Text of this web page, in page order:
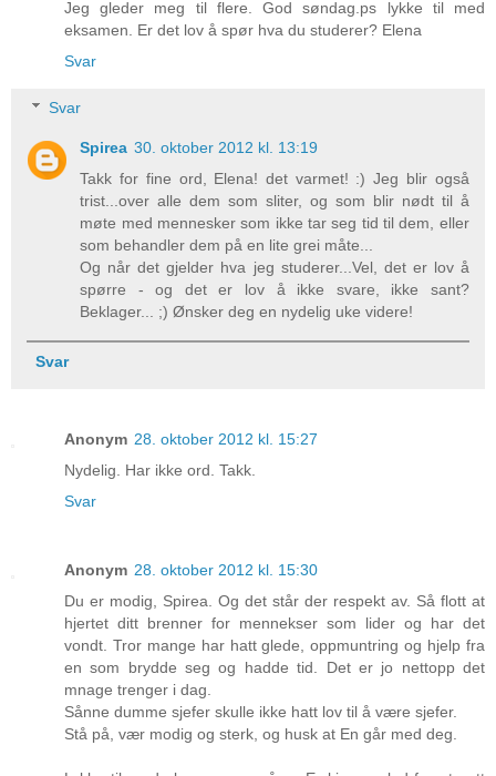
Jeg gleder meg til flere. God søndag.ps lykke til med
eksamen. Er det lov å spør hva du studerer? Elena
Svar
Svar
Spirea 30. oktober 2012 kl. 13:19
Takk for fine ord, Elena! det varmet! :) Jeg blir også
trist...over alle dem som sliter, og som blir nødt til å
møte med mennesker som ikke tar seg tid til dem, eller
som behandler dem på en lite grei måte...
Og når det gjelder hva jeg studerer...Vel, det er lov å
spørre - og det er lov å ikke svare, ikke sant?
Beklager... ;) Ønsker deg en nydelig uke videre!
Svar
Anonym 28. oktober 2012 kl. 15:27
Nydelig. Har ikke ord. Takk.
Svar
Anonym 28. oktober 2012 kl. 15:30
Du er modig, Spirea. Og det står der respekt av. Så flott at
hjertet ditt brenner for mennekser som lider og har det
vondt. Tror mange har hatt glede, oppmuntring og hjelp fra
en som brydde seg og hadde tid. Det er jo nettopp det
mnage trenger i dag.
Sånne dumme sjefer skulle ikke hatt lov til å være sjefer.
Stå på, vær modig og sterk, og husk at En går med deg.